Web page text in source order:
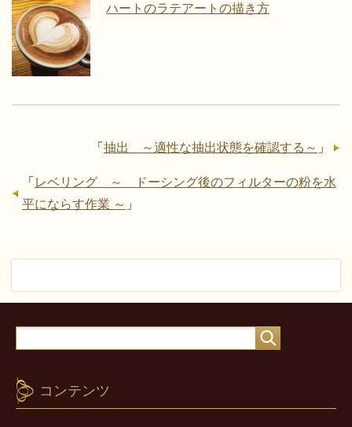
ハートのラテアートの描き方
「 抽出 ～適性な抽出状態を確認する～ 」
「 レベリング ～ ドーシング後のフィルターの粉を水
平にならす作業 ～ 」
コンテンツ